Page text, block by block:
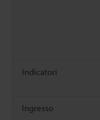
Indicatori
Ingresso